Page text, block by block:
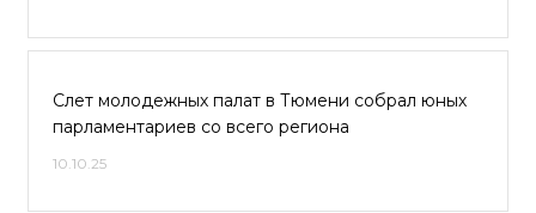
Слет молодежных палат в Тюмени собрал юных
парламентариев со всего региона
10.10.25